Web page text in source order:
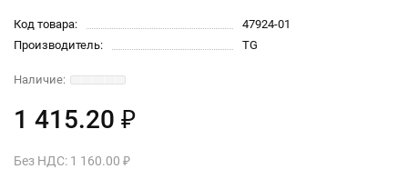
Код товара:
47924-01
Производитель:
TG
1 415.20 ₽
Без НДС: 1 160.00 ₽